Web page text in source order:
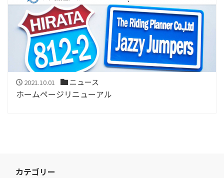
2021.10.01 ニュース
ホームページリニューアル
カテゴリー